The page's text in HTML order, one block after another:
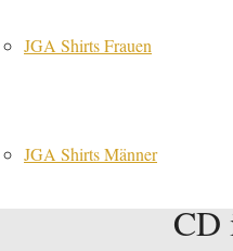
JGA Shirts Frauen
JGA Shirts Männer
CD